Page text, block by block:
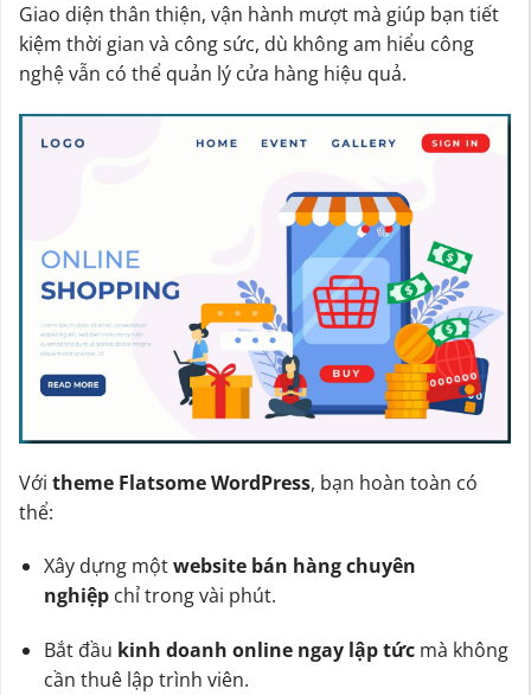
Giao diện thân thiện, vận hành mượt mà giúp bạn tiết
kiệm thời gian và công sức, dù không am hiểu công
nghệ vẫn có thể quản lý cửa hàng hiệu quả.
Với theme Flatsome WordPress, bạn hoàn toàn có
thể:
Xây dựng mộtwebsite bán hàng chuyên
nghiệpchỉ trong vài phút.
Bắt đầu kinh doanh online ngay lập tứcmà không
cần thuê lập trình viên.